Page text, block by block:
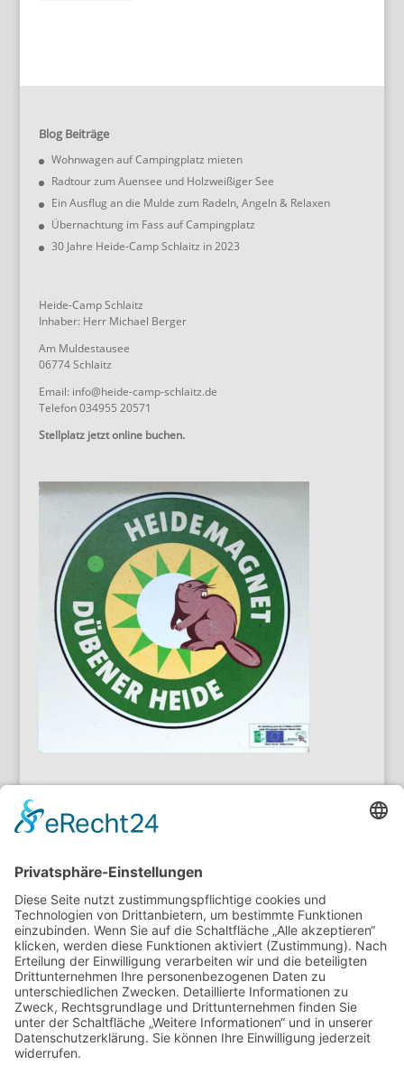
Blog Beiträge
Wohnwagen auf Campingplatz mieten
Radtour zum Auensee und Holzweißiger See
Ein Ausflug an die Mulde zum Radeln, Angeln & Relaxen
Übernachtung im Fass auf Campingplatz
30 Jahre Heide-Camp Schlaitz in 2023
Heide-Camp Schlaitz
Inhaber: Herr Michael Berger
Am Muldestausee
06774 Schlaitz
Email: info@heide-camp-schlaitz.de
Telefon 034955 20571
Stellplatz jetzt online buchen.